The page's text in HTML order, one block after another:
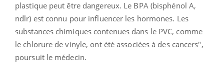
plastique peut être dangereux. Le BPA (bisphénol A,
ndlr) est connu pour influencer les hormones. Les
substances chimiques contenues dans le PVC, comme
le chlorure de vinyle, ont été associées à des cancers",
poursuit le médecin.